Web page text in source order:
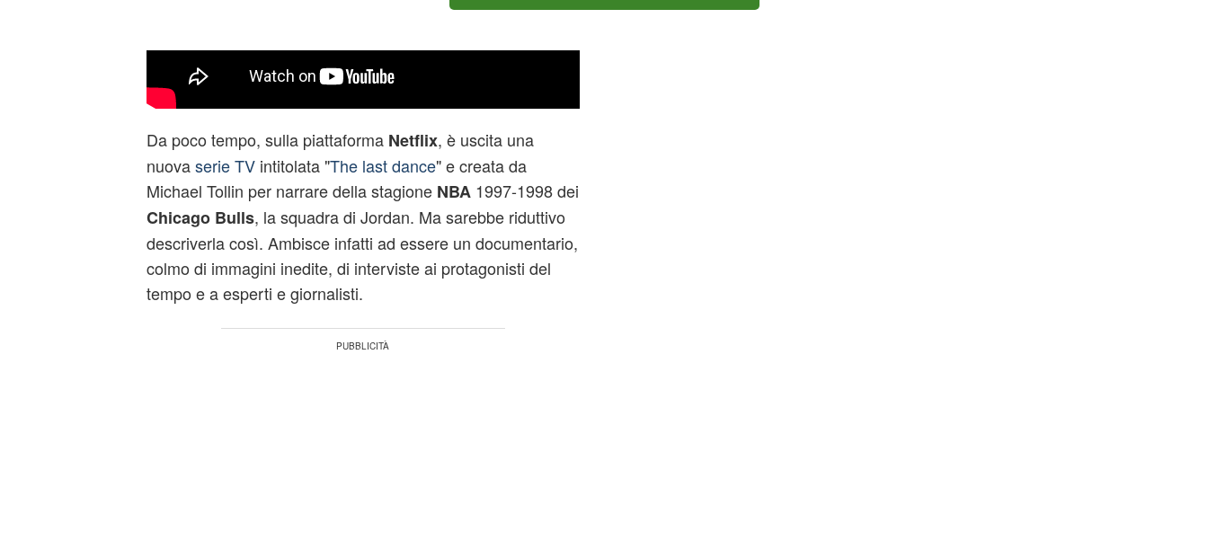
Da poco tempo, sulla piattaforma Netflix, è uscita una
nuovaserie TVintitolata "The last dance" e creata da
Michael Tollin per narrare della stagione NBA1997-1998 dei
Chicago Bulls, la squadra di Jordan. Ma sarebbe riduttivo
descriverla così. Ambisce infatti ad essere un documentario,
colmo di immagini inedite, di interviste ai protagonisti del
tempo e a esperti e giornalisti.